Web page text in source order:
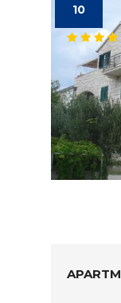
10